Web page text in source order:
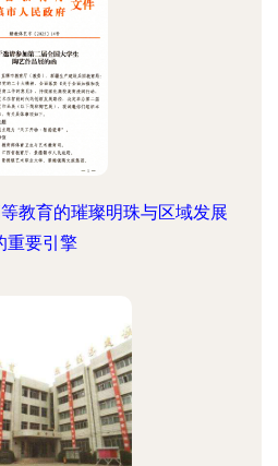
教育的璀璨明珠与区域发展
重要引擎